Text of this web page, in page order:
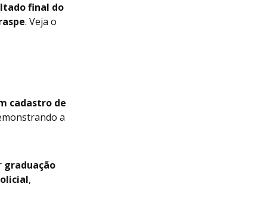
final do
. Veja o
cadastro de
a
graduação
,